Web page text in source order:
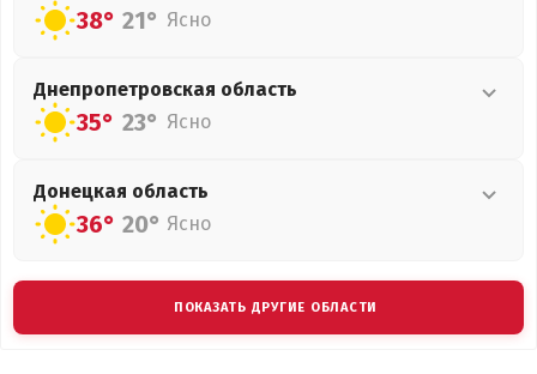
38° 21° Ясно
Днепропетровская область
35° 23° Ясно
Донецкая область
36° 20° Ясно
ПОКАЗАТЬ ДРУГИЕ ОБЛАСТИ